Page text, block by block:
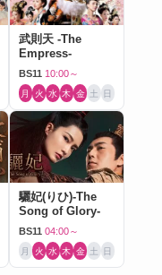
武則天 -The
Empress-
BS11 10:00～
月 火 水 木 金 土 日
驪妃(りひ)-The
Song of Glory-
BS11 04:00～
月 火 水 木 金 土 日